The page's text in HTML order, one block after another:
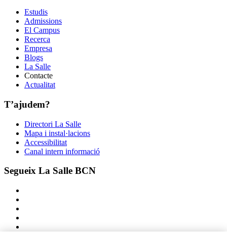
Estudis
Admissions
El Campus
Recerca
Empresa
Blogs
La Salle
Contacte
Actualitat
T’ajudem?
Directori La Salle
Mapa i instal·lacions
Accessibilitat
Canal intern informació
Segueix La Salle BCN